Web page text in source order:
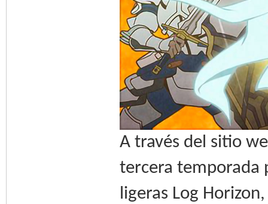
A través del sitio
tercera temporada
ligeras Log